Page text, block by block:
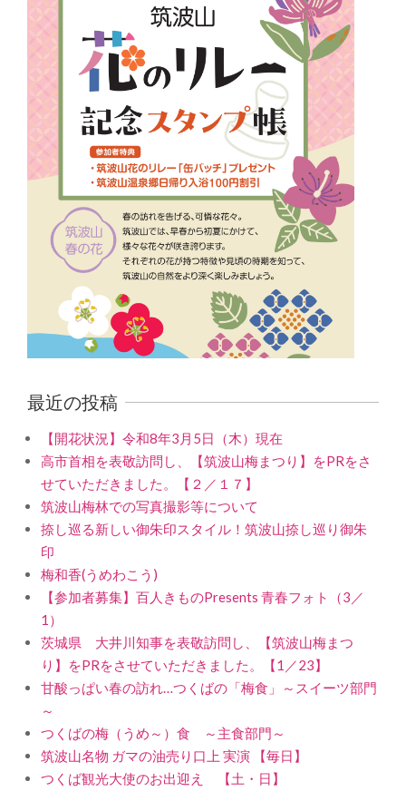
最近の投稿
【開花状況】令和8年3月5日（木）現在
高市首相を表敬訪問し、【筑波山梅まつり】をPRをさ
せていただきました。【２／１７】
筑波山梅林での写真撮影等について
捺し巡る新しい御朱印スタイル！筑波山捺し巡り御朱
印
梅和香(うめわこう)
【参加者募集】百人きものPresents 青春フォト（3／
1）
茨城県 大井川知事を表敬訪問し、【筑波山梅まつ
り】をPRをさせていただきました。【1／23】
甘酸っぱい春の訪れ…つくばの「梅食」～スイーツ部門
～
つくばの梅（うめ～）食 ～主食部門～
筑波山名物 ガマの油売り口上 実演 【毎日】
つくば観光大使のお出迎え 【土・日】